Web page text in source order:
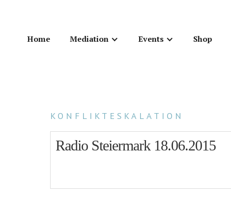
Home Mediation Events Shop
KONFLIKTESKALATION
Radio Steiermark 18.06.2015